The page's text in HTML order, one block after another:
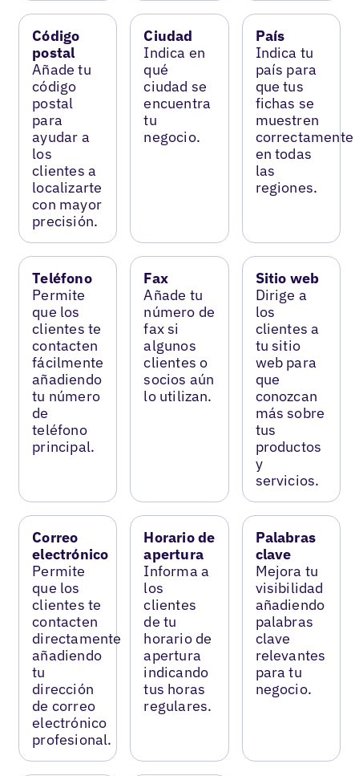
Código
postal
Añade tu
código
postal
para
ayudar a
los
clientes a
localizarte
con mayor
precisión.
Ciudad
Indica en
qué
ciudad se
encuentra
tu
negocio.
País
Indica tu
país para
que tus
fichas se
muestren
correctamente
en todas
las
regiones.
Teléfono
Permite
que los
clientes te
contacten
fácilmente
añadiendo
tu número
de
teléfono
principal.
Fax
Añade tu
número de
fax si
algunos
clientes o
socios aún
lo utilizan.
Sitio web
Dirige a
los
clientes a
tu sitio
web para
que
conozcan
más sobre
tus
productos
y
servicios.
Correo
electrónico
Permite
que los
clientes te
contacten
directamente
añadiendo
tu
dirección
de correo
electrónico
profesional.
Horario de
apertura
Informa a
los
clientes
de tu
horario de
apertura
indicando
tus horas
regulares.
Palabras
clave
Mejora tu
visibilidad
añadiendo
palabras
clave
relevantes
para tu
negocio.